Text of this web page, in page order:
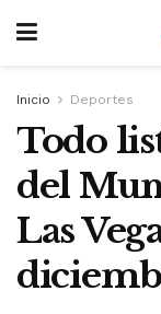
Inicio Deportes
Todo
del
Las